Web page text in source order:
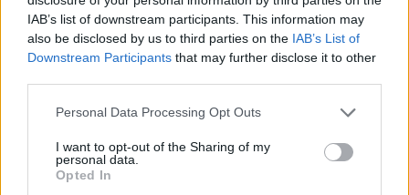
IAB’s list of downstream participants. This information may
also be disclosed by us to third parties on the IAB’s List of
Downstream Participants that may further disclose it to other
Please note that this website/app uses one or more Google
not limited to your visit or usage behaviour. You may click to
grant or deny consent to Google and its third-party tags to
use your data for below specified purposes in below Google
Personal Data Processing Opt Outs
I want to opt-out of the Sharing of my
personal data.
Opted In
predvidoma od jutri do 31. 3. 2021 v vitrinah, ki so v
lasti Koroškega filatelističnega društva.
VIR: Pošta, KFD